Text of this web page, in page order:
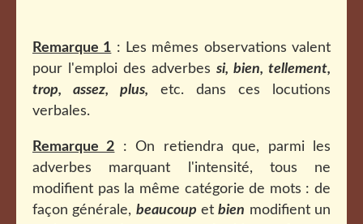
Remarque 1 : Les mêmes observations valent
pour l'emploi des adverbes si, bien, tellement,
trop, assez, plus, etc. dans ces locutions
verbales.
Remarque 2 : On retiendra que, parmi les
adverbes marquant l'intensité, tous ne
modifient pas la même catégorie de mots : de
façon générale, beaucoup etbien modifient un